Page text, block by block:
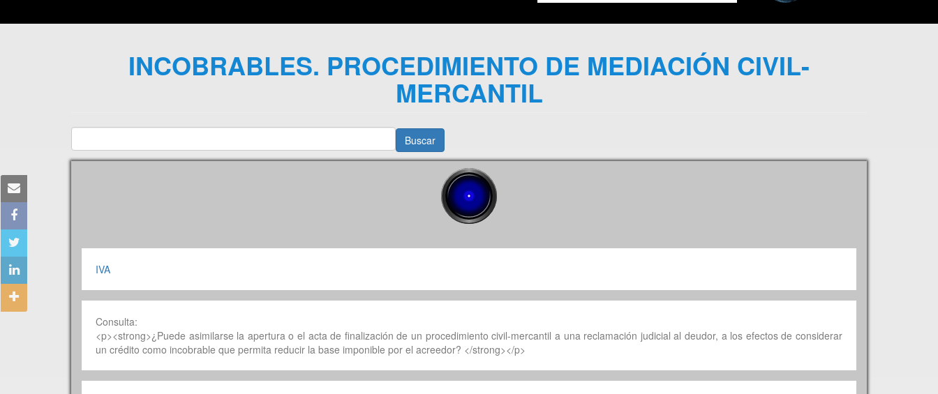
INCOBRABLES. PROCEDIMIENTO DE MEDIACIÓN CIVIL-
MERCANTIL
Buscar
IVA
Consulta:
<p><strong>¿Puede asimilarse la apertura o el acta de finalización de un procedimiento civil-mercantil a una reclamación judicial al deudor, a los efectos de considerar
un crédito como incobrable que permita reducir la base imponible por el acreedor? </strong></p>